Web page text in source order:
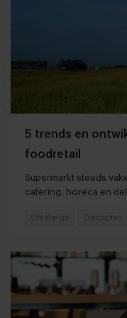
5 trends en
foodretail
Supermarkt steeds
catering, horeca en
On-the-go Concepten